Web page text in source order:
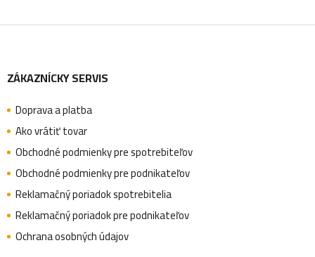
á
p
ä
t
ZÁKAZNÍCKY SERVIS
Doprava a platba
Ako vrátiť tovar
Obchodné podmienky pre spotrebiteľov
Obchodné podmienky pre podnikateľov
Reklamačný poriadok spotrebitelia
Reklamačný poriadok pre podnikateľov
Ochrana osobných údajov